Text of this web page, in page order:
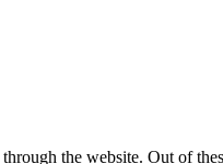
the website. Out of